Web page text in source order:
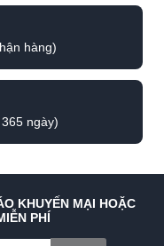
hàng)
ngày)
KHUYẾN MẠI HOẶC
PHÍ